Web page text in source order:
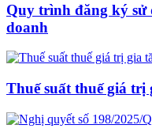
Quy trình đăng ký
doanh
Thuế suất thuế giá trị